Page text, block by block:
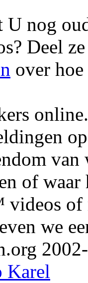
U nog
Deel
over
online.
of
of
we
Karel